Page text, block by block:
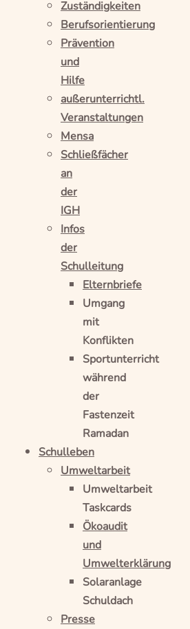
Zuständigkeiten
Berufsorientierung
Prävention
und
Hilfe
außerunterrichtl.
Veranstaltungen
Mensa
Schließfächer
an
der
IGH
Infos
der
Schulleitung
Elternbriefe
Umgang
mit
Konflikten
Sportunterricht
während
der
Fastenzeit
Ramadan
Schulleben
Umweltarbeit
Umweltarbeit
Taskcards
Ökoaudit
und
Umwelterklärung
Solaranlage
Schuldach
Presse